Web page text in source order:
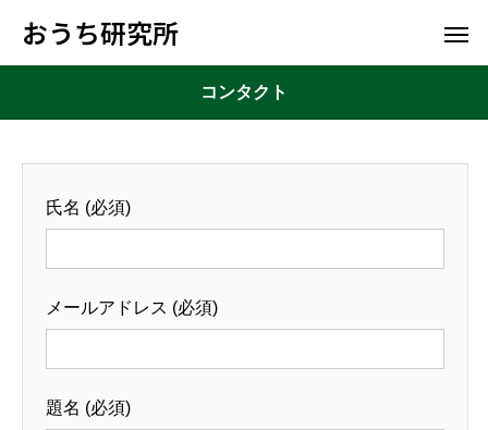
おうち研究所
コンタクト
氏名 (必須)
メールアドレス (必須)
題名 (必須)